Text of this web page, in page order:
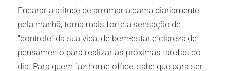
Encarar a atitude de arrumar a cama diariamente
pela manhã, torna mais forte a sensação de
“controle” da sua vida, de bem-estar e clareza de
pensamento para realizar as próximas tarefas do
dia. Para quem faz home office, sabe que para ser